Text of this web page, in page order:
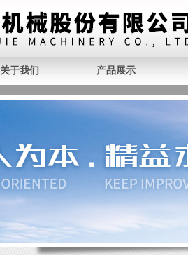
关于我们 产品展示